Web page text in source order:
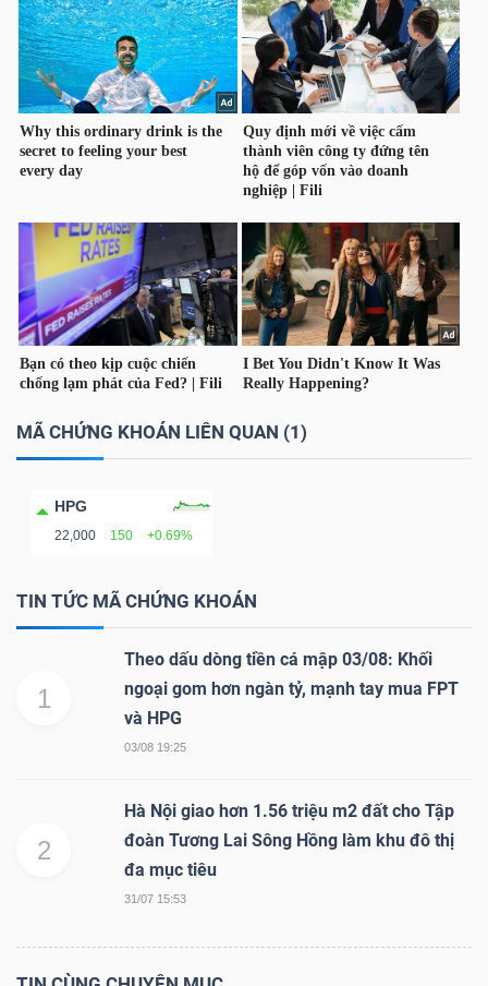
MÃ CHỨNG KHOÁN LIÊN QUAN (1)
HPG
22,000 150 +0.69%
TIN TỨC MÃ CHỨNG KHOÁN
1
Theo dấu dòng tiền cá mập 03/08: Khối
ngoại gom hơn ngàn tỷ, mạnh tay mua FPT
và HPG
03/08 19:25
2
Hà Nội giao hơn 1.56 triệu m2 đất cho Tập
đoàn Tương Lai Sông Hồng làm khu đô thị
đa mục tiêu
31/07 15:53
THẾ
GIỚI
ĐÔNG
TÀI
CHÍNH
CÁ
NHÂN
TÍCH
MÔ